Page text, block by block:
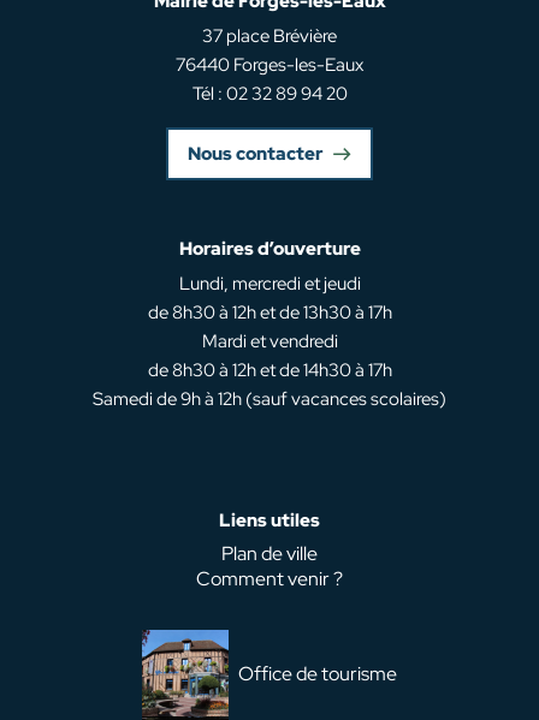
37 place Brévière
76440 Forges-les-Eaux
Tél : 02 32 89 94 20
Nous contacter
Horaires d’ouverture
Lundi, mercredi et jeudi
de 8h30 à 12h et de 13h30 à 17h
Mardi et vendredi
de 8h30 à 12h et de 14h30 à 17h
Samedi de 9h à 12h (sauf vacances scolaires)
Liens utiles
Plan de ville
Comment venir ?
Office de tourisme